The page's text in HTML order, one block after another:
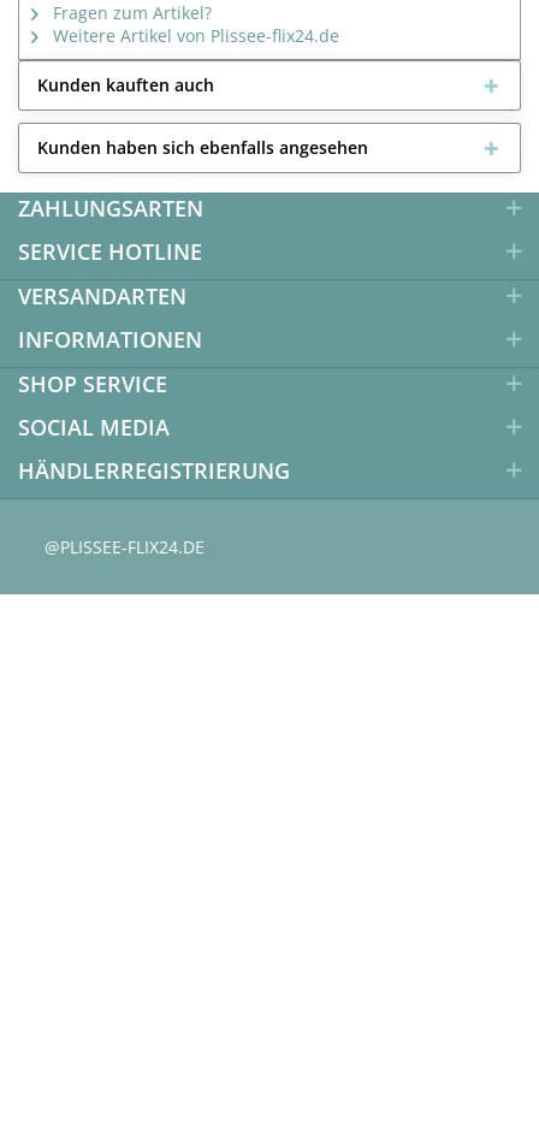
Fragen zum Artikel?
Weitere Artikel von Plissee-flix24.de
Kunden kauften auch
Kunden haben sich ebenfalls angesehen
ZAHLUNGSARTEN
SERVICE HOTLINE
VERSANDARTEN
INFORMATIONEN
SHOP SERVICE
SOCIAL MEDIA
HÄNDLERREGISTRIERUNG
@PLISSEE-FLIX24.DE